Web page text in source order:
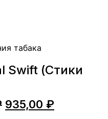
табака
Swift (Стики
Первоначальная
935,00 ₽